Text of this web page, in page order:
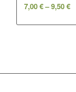
7,00€–9,50€